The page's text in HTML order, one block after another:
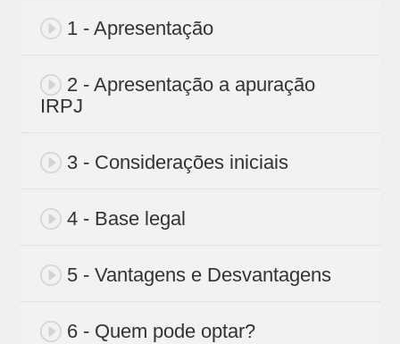
1 - Apresentação
2 - Apresentação a apuração
IRPJ
3 - Considerações iniciais
4 - Base legal
5 - Vantagens e Desvantagens
6 - Quem pode optar?